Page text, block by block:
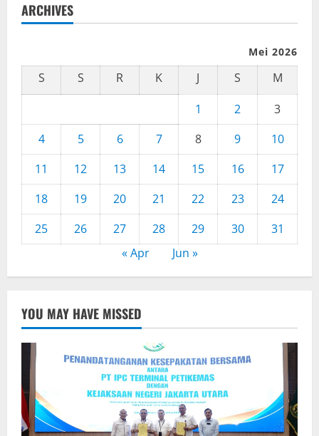
ARCHIVES
Mei 2026
S S R K J S
M
1
2
3
4
5 6 7 8 9
10
11
12 13 14 15 16
17
18
19 20 21 22 23
24
25
26 27 28 29 30
31
« Apr
Jun »
YOU MAY HAVE MISSED